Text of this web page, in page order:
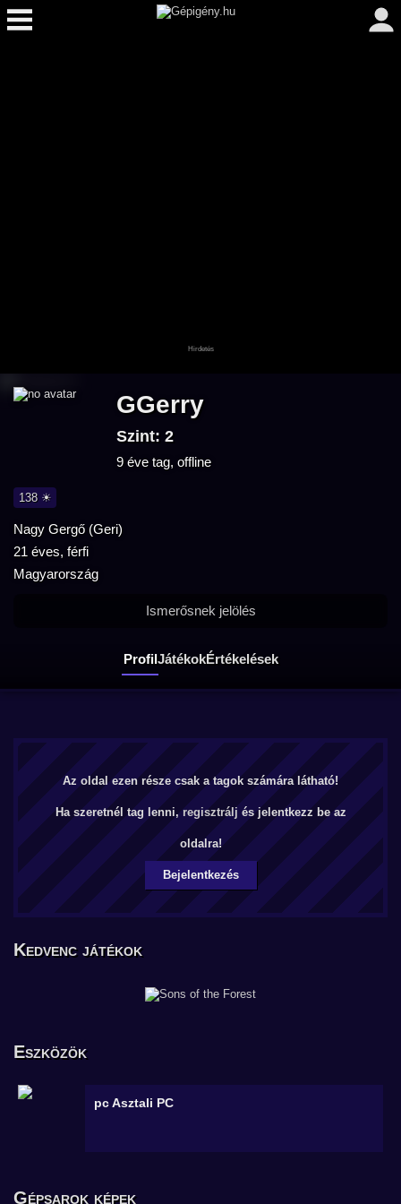
GGerry
Szint: 2
9 éve tag, offline
138 ☀
Nagy Gergő (Geri)
21 éves, férfi
Magyarország
ProfilJátékokÉrtékelések
Ismerősnek jelölés
Az oldal ezen része csak a tagok számára látható!
Ha szeretnél tag lenni, regisztrálj és jelentkezz be az
oldalra!
Bejelentkezés
Kedvenc játékok
Eszközök
pcAsztali PC
Gépsarok képek